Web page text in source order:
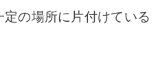
の場所に片付けている